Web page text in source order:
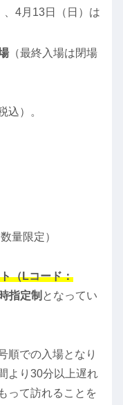
4月13日（日）は
（最終入場は閉場
込）。
量限定）
（Lコード：
指定制 となってい
順での入場となり
より30分以上遅れ
って訪れることを